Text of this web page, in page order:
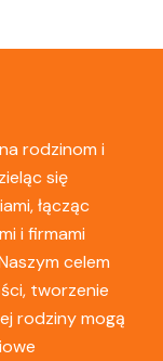
rodzinom i
się
łącząc
i firmami
celem
tworzenie
rodziny mogą